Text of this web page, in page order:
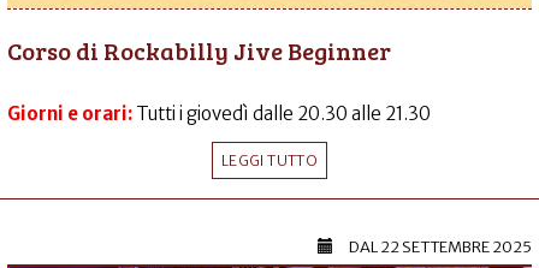
Corso di Rockabilly Jive Beginner
Giorni e orari: Tutti i giovedì dalle 20.30 alle 21.30
LEGGI TUTTO
DAL22 SETTEMBRE 2025